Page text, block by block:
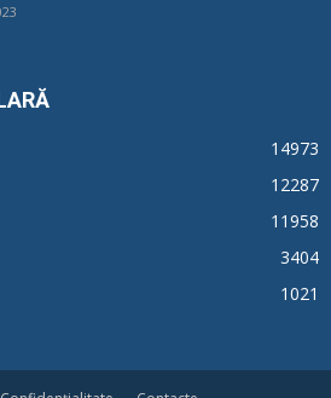
14973
12287
11958
3404
1021